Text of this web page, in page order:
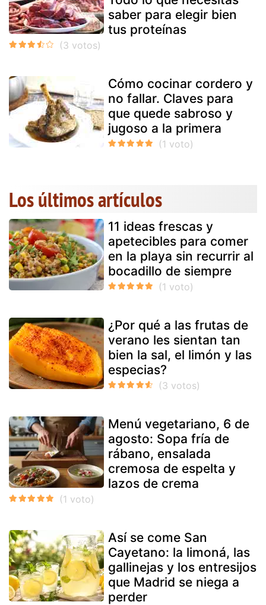
saber para elegir bien
tus proteínas
Cómo cocinar cordero y
no fallar. Claves para
que quede sabroso y
jugoso a la primera
Los últimos artículos
11 ideas frescas y
apetecibles para comer
en la playa sin recurrir al
bocadillo de siempre
¿Por qué a las frutas de
verano les sientan tan
bien la sal, el limón y las
especias?
Menú vegetariano, 6 de
agosto: Sopa fría de
rábano, ensalada
cremosa de espelta y
lazos de crema
Así se come San
Cayetano: la limoná, las
gallinejas y los entresijos
que Madrid se niega a
perder